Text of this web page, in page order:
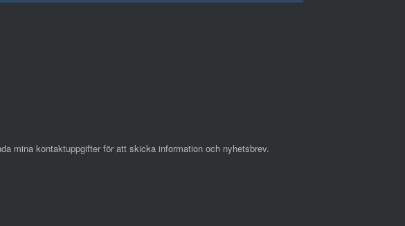
mina kontaktuppgifter för att skicka information och nyhetsbrev.